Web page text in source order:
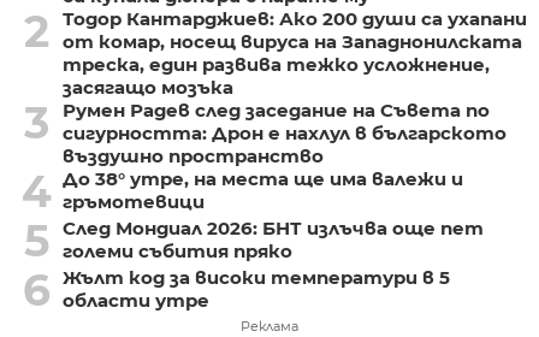
2
Тодор Кантарджиев: Ако 200 души са ухапани
от комар, носещ вируса на Западнонилската
треска, един развива тежко усложнение,
засягащо мозъка
3
Румен Радев след заседание на Съвета по
сигурността: Дрон е нахлул в българското
въздушно пространство
4 До 38° утре, на места ще има валежи и
гръмотевици
5 След Мондиал 2026: БНТ излъчва още пет
големи събития пряко
6 Жълт код за високи температури в 5
области утре
Реклама